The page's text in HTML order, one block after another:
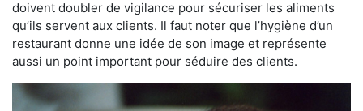
doivent doubler de vigilance pour sécuriser les aliments
qu’ils servent aux clients. Il faut noter que l’hygiène d’un
restaurant donne une idée de son image et représente
aussi un point important pour séduire des clients.